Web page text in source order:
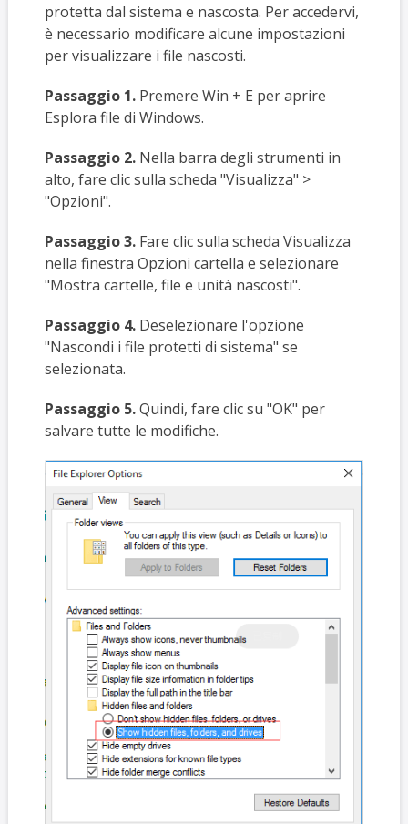
protetta dal sistema e nascosta. Per accedervi,
è necessario modificare alcune impostazioni
per visualizzare i file nascosti.
Passaggio 1.Premere Win + E per aprire
Esplora file di Windows.
Passaggio 2.Nella barra degli strumenti in
alto, fare clic sulla scheda "Visualizza" >
"Opzioni".
Passaggio 3.Fare clic sulla scheda Visualizza
nella finestra Opzioni cartella e selezionare
"Mostra cartelle, file e unità nascosti".
Passaggio 4.Deselezionare l'opzione
"Nascondi i file protetti di sistema" se
selezionata.
Passaggio 5.Quindi, fare clic su "OK" per
salvare tutte le modifiche.